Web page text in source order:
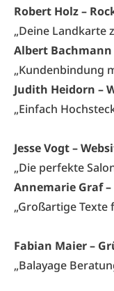
Robert Holz –
„Deine Landkarte
Albert
„Kundenbindung
Judith Heidorn –
„Einfach
Jesse Vogt –
„Die perfekte
Annemarie Graf
„Großartige Texte
Fabian Maier –
„Balayage